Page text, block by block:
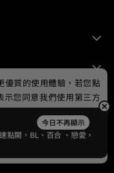
Co., Ltd.
今日不再顯示
點開，BL、 百合 、戀愛，
優質的使用體驗，若您點
您同意我們使用第三方
策。